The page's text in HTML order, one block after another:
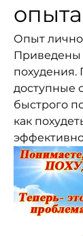
опыта
Опыт
Приведены
похудения.
доступные
быстрого
как